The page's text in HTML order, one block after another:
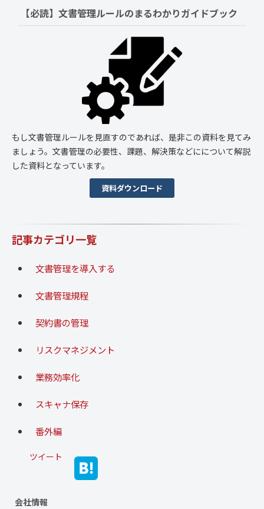
【必読】文書管理ルールのまるわかりガイドブック
もし文書管理ルールを見直すのであれば、是非この資料を見てみ
ましょう。文書管理の必要性、課題、解決策などにについて解説
した資料となっています。
資料ダウンロード
記事カテゴリ一覧
文書管理を導入する
文書管理規程
契約書の管理
リスクマネジメント
業務効率化
スキャナ保存
番外編
ツイート
会社情報